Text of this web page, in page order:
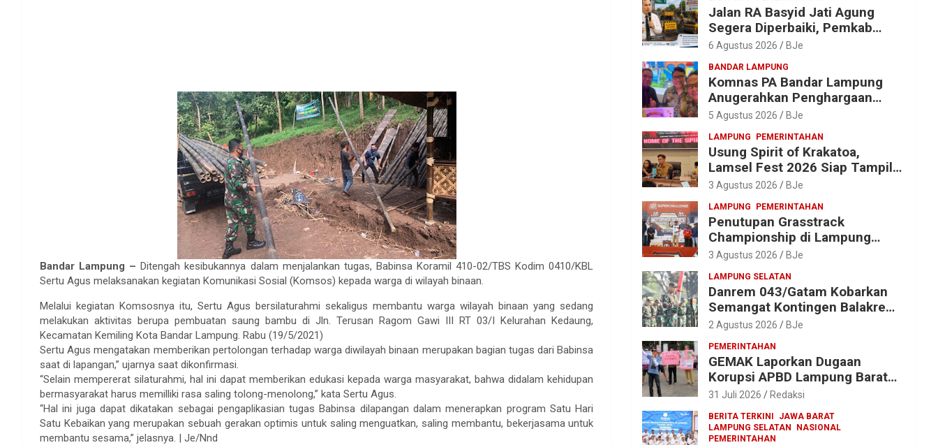
Bandar Lampung –Ditengah kesibukannya dalam menjalankan tugas, Babinsa Koramil 410-02/TBS Kodim 0410/KBL
Sertu Agus melaksanakan kegiatan Komunikasi Sosial (Komsos) kepada warga di wilayah binaan.
Melalui kegiatan Komsosnya itu, Sertu Agus bersilaturahmi sekaligus membantu warga wilayah binaan yang sedang
melakukan aktivitas berupa pembuatan saung bambu di Jln. Terusan Ragom Gawi III RT 03/I Kelurahan Kedaung,
Kecamatan Kemiling Kota Bandar Lampung. Rabu (19/5/2021)
Sertu Agus mengatakan memberikan pertolongan terhadap warga diwilayah binaan merupakan bagian tugas dari Babinsa
saat di lapangan,” ujarnya saat dikonfirmasi.
“Selain mempererat silaturahmi, hal ini dapat memberikan edukasi kepada warga masyarakat, bahwa didalam kehidupan
bermasyarakat harus memilliki rasa saling tolong-menolong,” kata Sertu Agus.
“Hal ini juga dapat dikatakan sebagai pengaplikasian tugas Babinsa dilapangan dalam menerapkan program Satu Hari
Satu Kebaikan yang merupakan sebuah gerakan optimis untuk saling menguatkan, saling membantu, bekerjasama untuk
membantu sesama,” jelasnya. | Je/Nnd
Jalan RA Basyid Jati Agung
Segera Diperbaiki, Pemkab
Lampung Selatan Alokasikan
6 Agustus 2026 BJe
BANDAR LAMPUNG
Komnas PA Bandar Lampung
Anugerahkan Penghargaan
kepada Kombes Pol. Alfret
5 Agustus 2026 BJe
LAMPUNG PEMERINTAHAN
Usung Spirit of Krakatoa,
Lamsel Fest 2026 Siap Tampil
Lebih Spektakuler dengan
Artis Ibu Kota
3 Agustus 2026 BJe
LAMPUNG PEMERINTAHAN
Penutupan Grasstrack
Championship di Lampung
Barat Meriah, Dihadiri Ribuan
Parosil
3 Agustus 2026 BJe
LAMPUNG SELATAN
Danrem 043/Gatam Kobarkan
Semangat Kontingen Balakrem
dan Yonif 143/TWEJ di
Ke-1 Kodam XXI/Radin Inten
2 Agustus 2026 BJe
PEMERINTAHAN
GEMAK Laporkan Dugaan
Korupsi APBD Lampung Barat
2025 ke Kejati Lampung, Soroti
Bibit Ikan
31 Juli 2026 Redaksi
BERITA TERKINI
JAWA BARAT
LAMPUNG SELATAN
NASIONAL
PEMERINTAHAN